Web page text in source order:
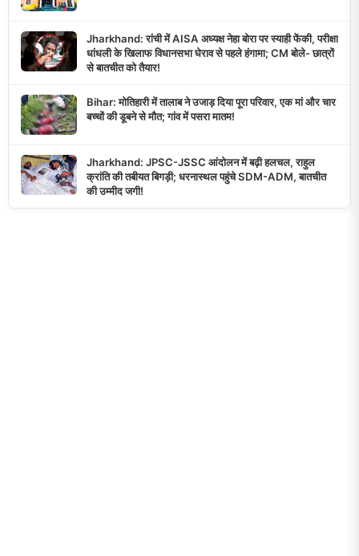
Jharkhand: रांची में AISA अध्यक्ष नेहा बोरा पर स्याही फेंकी, परीक्षा
धांधली के खिलाफ विधानसभा घेराव से पहले हंगामा; CM बोले- छात्रों
से बातचीत को तैयार!
Bihar: मोतिहारी में तालाब ने उजाड़ दिया पूरा परिवार, एक मां और चार
बच्चों की डूबने से मौत; गांव में पसरा मातम!
Jharkhand: JPSC-JSSC आंदोलन में बढ़ी हलचल, राहुल
क्रांति की तबीयत बिगड़ी; धरनास्थल पहुंचे SDM-ADM, बातचीत
की उम्मीद जगी!